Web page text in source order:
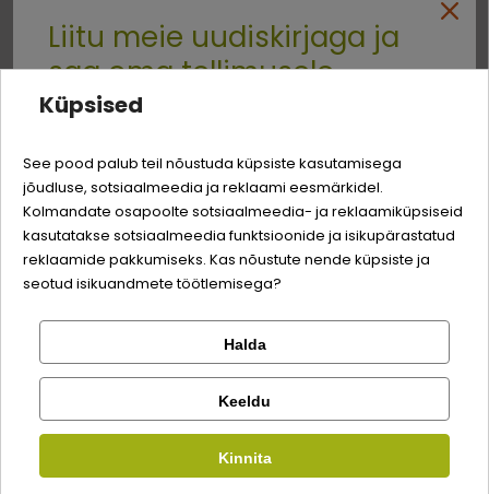
Kirjuta arvustus
kana
dekstroos
Energiaväärtus: 4,3 MJ/kg - 1026 kcal/kg
Analüütilise koostisosad
Quality:
Kirjuta arvustus
Kontrolli tellimust
Logi sisse
Registreeru
Facebook
Google
Liitu meie uudiskirjaga ja
saa oma tellimusele
-3% soodustust
Sina ja su perekonna parim sõber väärite veel
odavamat hinda!
Lemmikloom
Kauplus
Küpsised
See pood palub teil nõustuda küpsiste kasutamisega
jõudluse, sotsiaalmeedia ja reklaami eesmärkidel.
Kolmandate osapoolte sotsiaalmeedia- ja reklaamiküpsiseid
kasutatakse sotsiaalmeedia funktsioonide ja isikupärastatud
reklaamide pakkumiseks. Kas nõustute nende küpsiste ja
seotud isikuandmete töötlemisega?
Halda
Keeldu
Kinnita